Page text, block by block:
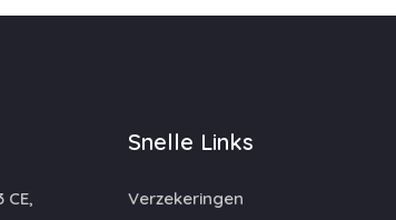
Snelle Links
Verzekeringen